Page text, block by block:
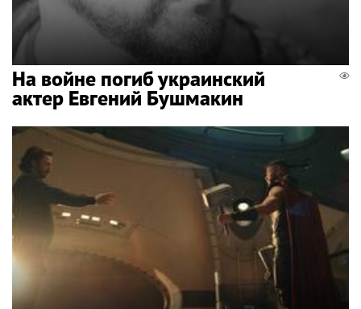
На войне погиб украинский
актер Евгений Бушмакин